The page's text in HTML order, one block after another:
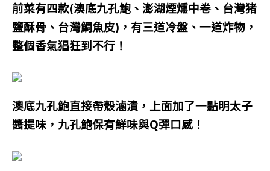
前菜有四款(澳底九孔鮑、澎湖煙燻中卷、台灣猪
鹽酥骨、台灣鯛魚皮)，有三道冷盤、一道炸物，
整個香氣猖狂到不行！
澳底九孔鮑直接帶殼滷漬，上面加了一點明太子
醬提味，九孔鮑保有鮮味與Q彈口感！